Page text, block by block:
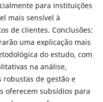
para instituições
mais sensível à
de clientes. Conclusões:
uma explicação mais
do estudo, com
na análise,
de gestão e
oferecem subsídios para